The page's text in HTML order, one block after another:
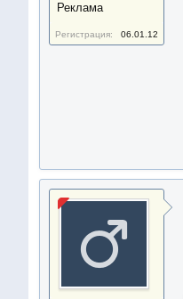
Реклама
Регистрация: 06.01.12